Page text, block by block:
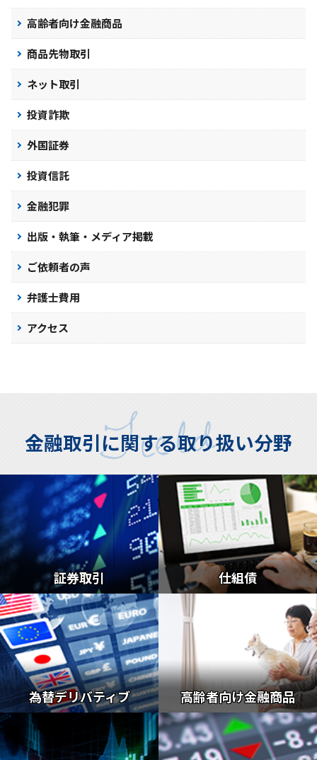
高齢者向け金融商品
商品先物取引
ネット取引
投資詐欺
外国証券
投資信託
金融犯罪
出版・執筆・メディア掲載
ご依頼者の声
弁護士費用
アクセス
金融取引に関する取り扱い分野
証券取引 仕組債
為替デリバティブ 高齢者向け金融商品